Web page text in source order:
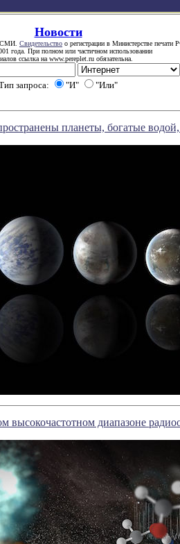
Новости
СМИ. Свидетельство о регистрации в Министерстве
года. При полном или частичном использовании
ссылка на www.pereplet.ru обязательна.
запроса: "И" "Или"
планеты, богатые
высокочастотном диапазоне